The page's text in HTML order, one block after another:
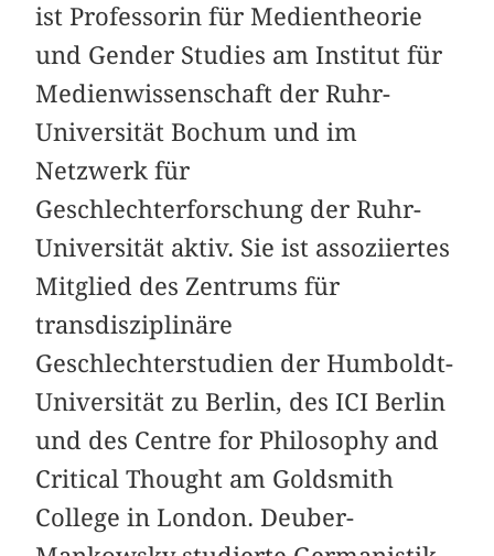
ist Professorin für Medientheorie
und Gender Studies am Institut für
Medienwissenschaft der Ruhr-
Universität Bochum und im
Netzwerk für
Geschlechterforschung der Ruhr-
Universität aktiv. Sie ist assoziiertes
Mitglied des Zentrums für
transdisziplinäre
Geschlechterstudien der Humboldt-
Universität zu Berlin, des ICI Berlin
und des Centre for Philosophy and
Critical Thought am Goldsmith
College in London. Deuber-